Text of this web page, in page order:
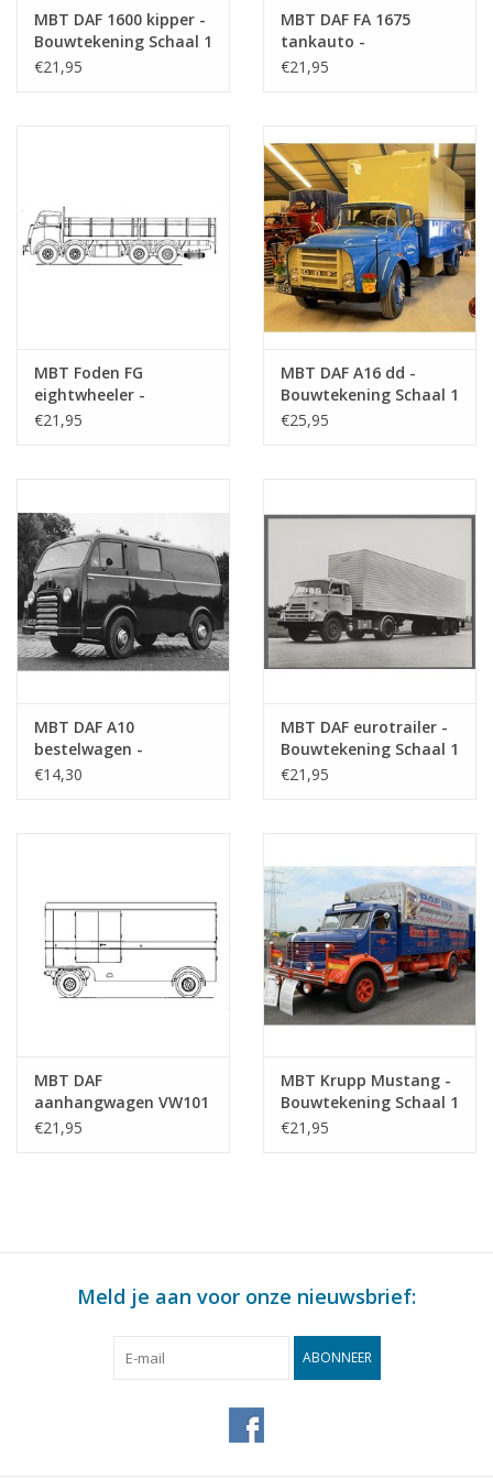
MBT DAF 1600 kipper -
Bouwtekening Schaal 1
: N/A (40.04.004)
€21,95
MBT DAF FA 1675
tankauto -
Bouwtekening Schaal 1
€21,95
MBT Foden FG
eightwheeler -
Bouwtekening Schaal 1
€21,95
MBT DAF A16 dd -
Bouwtekening Schaal 1
: 35 (40.04.007)
€25,95
MBT DAF A10
bestelwagen -
Bouwtekening Schaal 1
€14,30
MBT DAF eurotrailer -
Bouwtekening Schaal 1
: 35 (40.04.009)
€21,95
MBT DAF
aanhangwagen VW101
- Bouwtekening Schaal
€21,95
MBT Krupp Mustang -
Bouwtekening Schaal 1
: 40 (40.04.011)
€21,95
Meld je aan voor onze nieuwsbrief:
ABONNEER